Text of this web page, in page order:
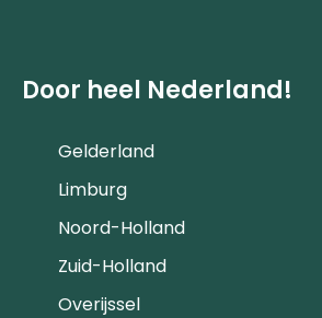
Door heel Nederland!
Gelderland
Limburg
Noord-Holland
Zuid-Holland
Overijssel